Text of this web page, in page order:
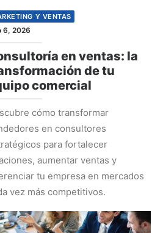
Y VENTAS
6, 2026
en ventas: la
de tu
comercial
cómo transformar
en consultores
para fortalecer
aumentar ventas y
tu empresa en mercados
vez más competitivos.